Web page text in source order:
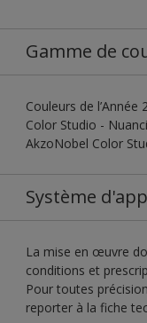
Gamme de
Couleurs de
Color Studio -
AkzoNobel Color
Système
La mise en œuvre
conditions et
Pour toutes
reporter à la fiche